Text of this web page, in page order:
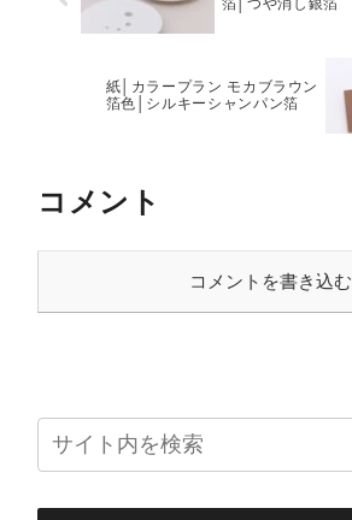
箔│つや消し銀箔
紙│カラープラン モカブラウン
箔色│シルキーシャンパン箔
コメント
コメントを書き込む